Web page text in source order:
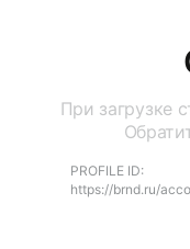
При загрузке
PROFILE ID:
https://brnd.ru/